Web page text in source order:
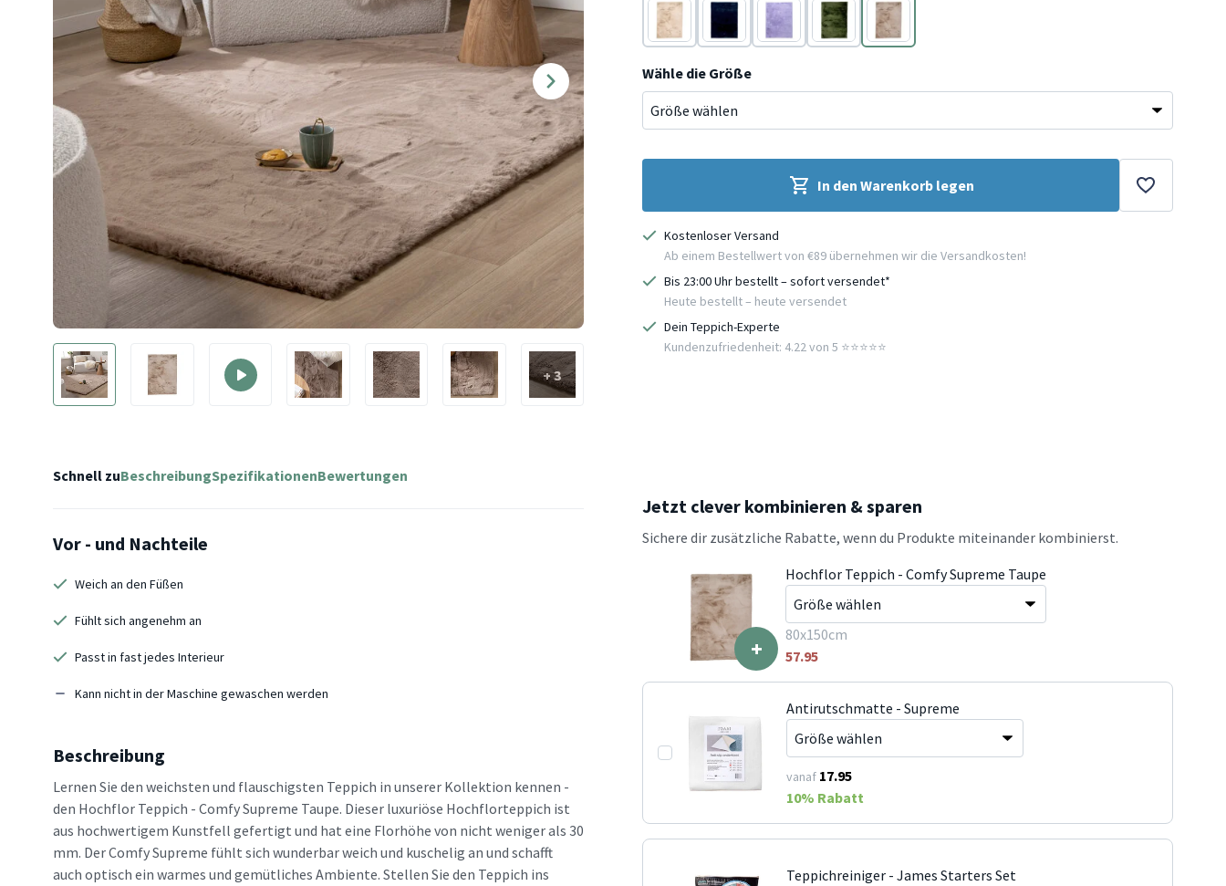
+ 3
Beige Blau Lila Grün
Taupe
Wähle die Größe
In den Warenkorb legen
Kostenloser Versand
Ab einem Bestellwert von €89 übernehmen wir die Versandkosten!
Bis 23:00 Uhr bestellt – sofort versendet*
Heute bestellt – heute versendet
Dein Teppich-Experte
Kundenzufriedenheit: 4.22 von 5 ⭐️⭐️⭐️⭐️⭐️
Schnell zuBeschreibungSpezifikationenBewertungen
Vor - und Nachteile
Weich an den Füßen
Fühlt sich angenehm an
Passt in fast jedes Interieur
Kann nicht in der Maschine gewaschen werden
Beschreibung
Lernen Sie den weichsten und flauschigsten Teppich in unserer Kollektion kennen -
den Hochflor Teppich - Comfy Supreme Taupe. Dieser luxuriöse Hochflorteppich ist
aus hochwertigem Kunstfell gefertigt und hat eine Florhöhe von nicht weniger als 30
mm. Der Comfy Supreme fühlt sich wunderbar weich und kuschelig an und schafft
auch optisch ein warmes und gemütliches Ambiente. Stellen Sie den Teppich ins
Jetzt clever kombinieren & sparen
Sichere dir zusätzliche Rabatte, wenn du Produkte miteinander kombinierst.
+
Hochflor Teppich - Comfy Supreme Taupe
80x150cm
57.95
Antirutschmatte - Supreme
vanaf 17.95
10% Rabatt
Teppichreiniger - James Starters Set